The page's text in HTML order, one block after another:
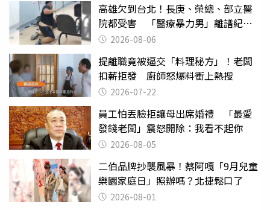
高雄欠到台北！長庚、榮總、部立醫
院都受害 「醫療暴力男」離譜紀錄
曝光2026-08-06
提離職竟被逼交「料理秘方」！老闆
扣薪拒發 廚師怒爆料衝上熱搜
2026-07-22
員工怕丟臉拒讓母出席婚禮 「最愛
發錢老闆」震怒開除：我看不起你
2026-08-05
二伯品牌抄襲風暴！蔡阿嘎「9月兒童
樂園家庭日」照辦嗎？北捷鬆口了
2026-08-01